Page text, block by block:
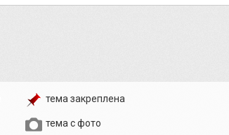
тема закреплена
тема с фото